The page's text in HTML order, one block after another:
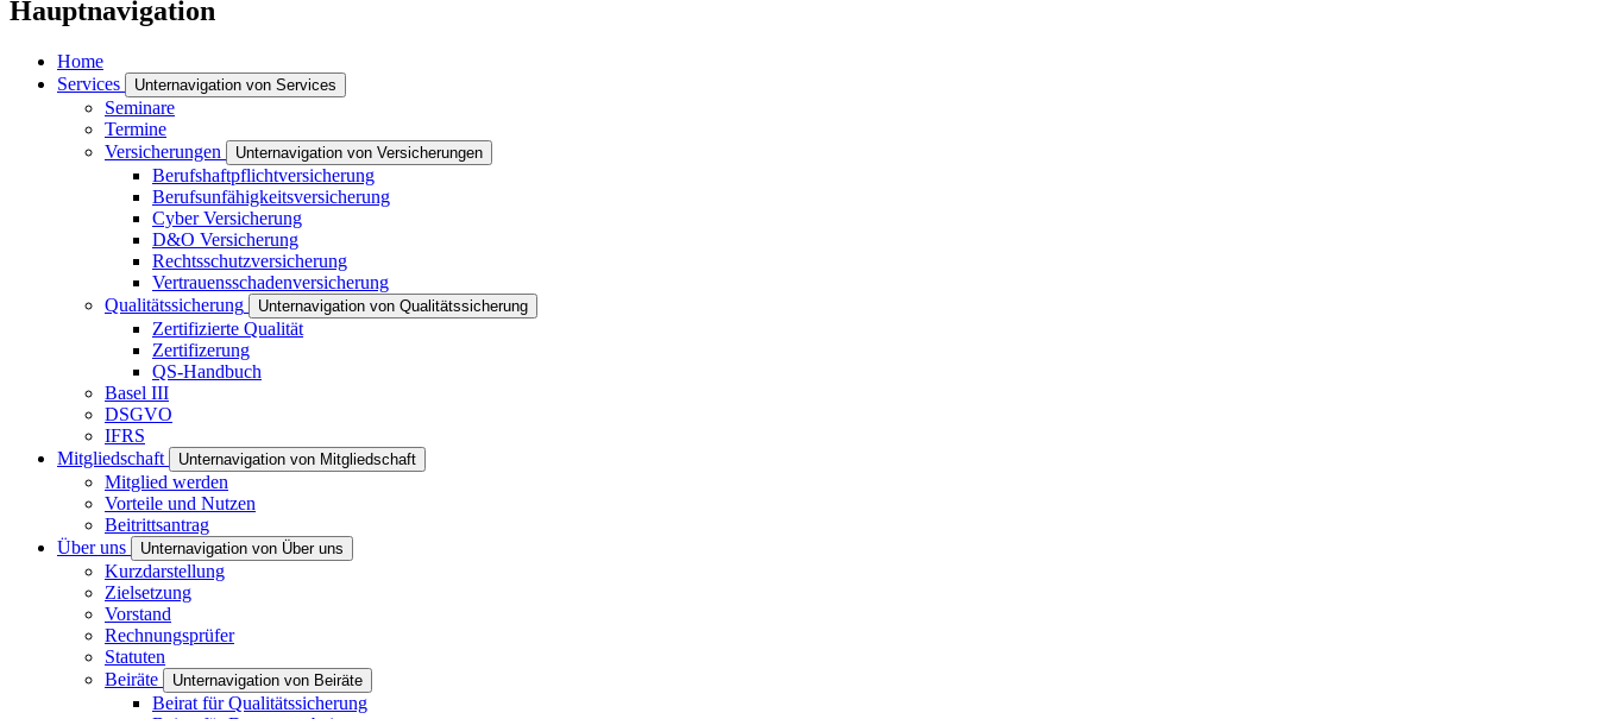
Hauptnavigation
Home
Services
Unternavigation von Services
Seminare
Termine
Versicherungen
Unternavigation von Versicherungen
Berufshaftpflichtversicherung
Berufsunfähigkeitsversicherung
Cyber Versicherung
D&O Versicherung
Rechtsschutzversicherung
Vertrauensschadenversicherung
Qualitätssicherung
Unternavigation von Qualitätssicherung
Zertifizierte Qualität
Zertifizerung
QS-Handbuch
Basel III
DSGVO
IFRS
Mitgliedschaft
Unternavigation von Mitgliedschaft
Mitglied werden
Vorteile und Nutzen
Beitrittsantrag
Über uns
Unternavigation von Über uns
Kurzdarstellung
Zielsetzung
Vorstand
Rechnungsprüfer
Statuten
Beiräte
Unternavigation von Beiräte
Beirat für Qualitätssicherung